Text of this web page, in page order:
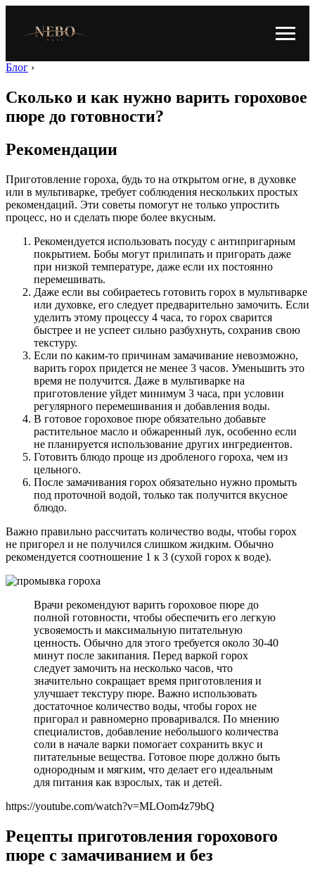
Блог ›
Сколько и как нужно варить гороховое
пюре до готовности?
Рекомендации
Приготовление гороха, будь то на открытом огне, в духовке
или в мультиварке, требует соблюдения нескольких простых
рекомендаций. Эти советы помогут не только упростить
процесс, но и сделать пюре более вкусным.
Рекомендуется использовать посуду с антипригарным
покрытием. Бобы могут прилипать и пригорать даже
при низкой температуре, даже если их постоянно
перемешивать.
Даже если вы собираетесь готовить горох в мультиварке
или духовке, его следует предварительно замочить. Если
уделить этому процессу 4 часа, то горох сварится
быстрее и не успеет сильно разбухнуть, сохранив свою
текстуру.
Если по каким-то причинам замачивание невозможно,
варить горох придется не менее 3 часов. Уменьшить это
время не получится. Даже в мультиварке на
приготовление уйдет минимум 3 часа, при условии
регулярного перемешивания и добавления воды.
В готовое гороховое пюре обязательно добавьте
растительное масло и обжаренный лук, особенно если
не планируется использование других ингредиентов.
Готовить блюдо проще из дробленого гороха, чем из
цельного.
После замачивания горох обязательно нужно промыть
под проточной водой, только так получится вкусное
блюдо.
Важно правильно рассчитать количество воды, чтобы горох
не пригорел и не получился слишком жидким. Обычно
рекомендуется соотношение 1 к 3 (сухой горох к воде).
Врачи рекомендуют варить гороховое пюре до
полной готовности, чтобы обеспечить его легкую
усвояемость и максимальную питательную
ценность. Обычно для этого требуется около 30-40
минут после закипания. Перед варкой горох
следует замочить на несколько часов, что
значительно сокращает время приготовления и
улучшает текстуру пюре. Важно использовать
достаточное количество воды, чтобы горох не
пригорал и равномерно проваривался. По мнению
специалистов, добавление небольшого количества
соли в начале варки помогает сохранить вкус и
питательные вещества. Готовое пюре должно быть
однородным и мягким, что делает его идеальным
для питания как взрослых, так и детей.
https://youtube.com/watch?v=MLOom4z79bQ
Рецепты приготовления горохового
пюре с замачиванием и без